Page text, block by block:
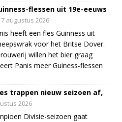
flessen uit 19e-eeuws
7 augustus 2026
heeft een fles Guinness uit
voor het Britse Dover.
willen het bier graag
Panis meer Guiness-flessen
trappen nieuw seizoen af,
2026
Divisie-seizoen gaat